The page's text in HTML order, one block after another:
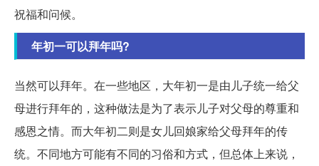
祝福和问候。
年初一可以拜年吗?
当然可以拜年。在一些地区，大年初一是由儿子统一给父
母进行拜年的，这种做法是为了表示儿子对父母的尊重和
感恩之情。而大年初二则是女儿回娘家给父母拜年的传
统。不同地方可能有不同的习俗和方式，但总体上来说，